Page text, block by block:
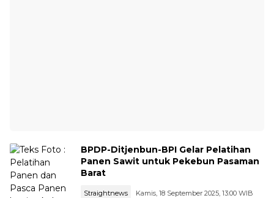
BPDP-Ditjenbun-BPI Gelar Pelatihan
Panen Sawit untuk Pekebun Pasaman
Barat
Straightnews Kamis, 18 September 2025, 13:00 WIB